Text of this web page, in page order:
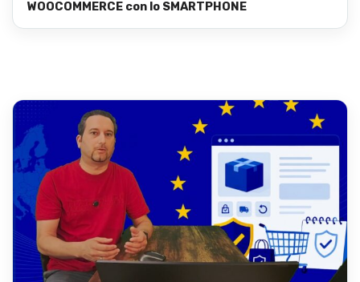
WOOCOMMERCE con lo SMARTPHONE